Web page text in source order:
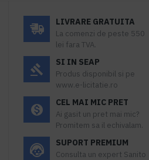
LIVRARE GRATUITA
La comenzi de peste 550
lei fara TVA.
SI IN SEAP
Produs disponibil si pe
www.e-licitatie.ro
CEL MAI MIC PRET
Ai gasit un pret mai mic?
Promitem sa il echivalam.
SUPORT PREMIUM
Consulta un expert Sanito